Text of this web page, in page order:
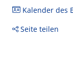
Kalender des
Seite teilen